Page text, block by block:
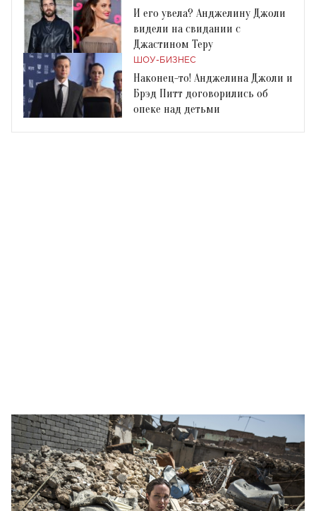
И его увела? Анджелину Джоли
видели на свидании с
Джастином Теру
ШОУ-БИЗНЕС
Наконец-то! Анджелина Джоли и
Брэд Питт договорились об
опеке над детьми